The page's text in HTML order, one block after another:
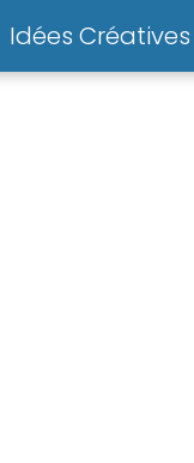
Idées Créatives